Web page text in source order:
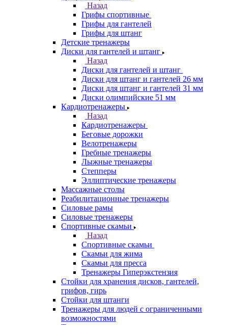
Назад
Грифы спортивные
Грифы для гантелей
Грифы для штанг
Детские тренажеры
Диски для гантелей и штанг
Назад
Диски для гантелей и штанг
Диски для штанг и гантелей 26 мм
Диски для штанг и гантелей 31 мм
Диски олимпийские 51 мм
Кардиотренажеры
Назад
Кардиотренажеры
Беговые дорожки
Велотренажеры
Гребные тренажеры
Лыжные тренажеры
Степперы
Эллиптические тренажеры
Массажные столы
Реабилитационные тренажеры
Силовые рамы
Силовые тренажеры
Спортивные скамьи
Назад
Спортивные скамьи
Скамьи для жима
Скамьи для пресса
Тренажеры Гиперэкстензия
Стойки для хранения дисков, гантелей,
грифов, гирь
Стойки для штанги
Тренажеры для людей с ограниченными
возможностями